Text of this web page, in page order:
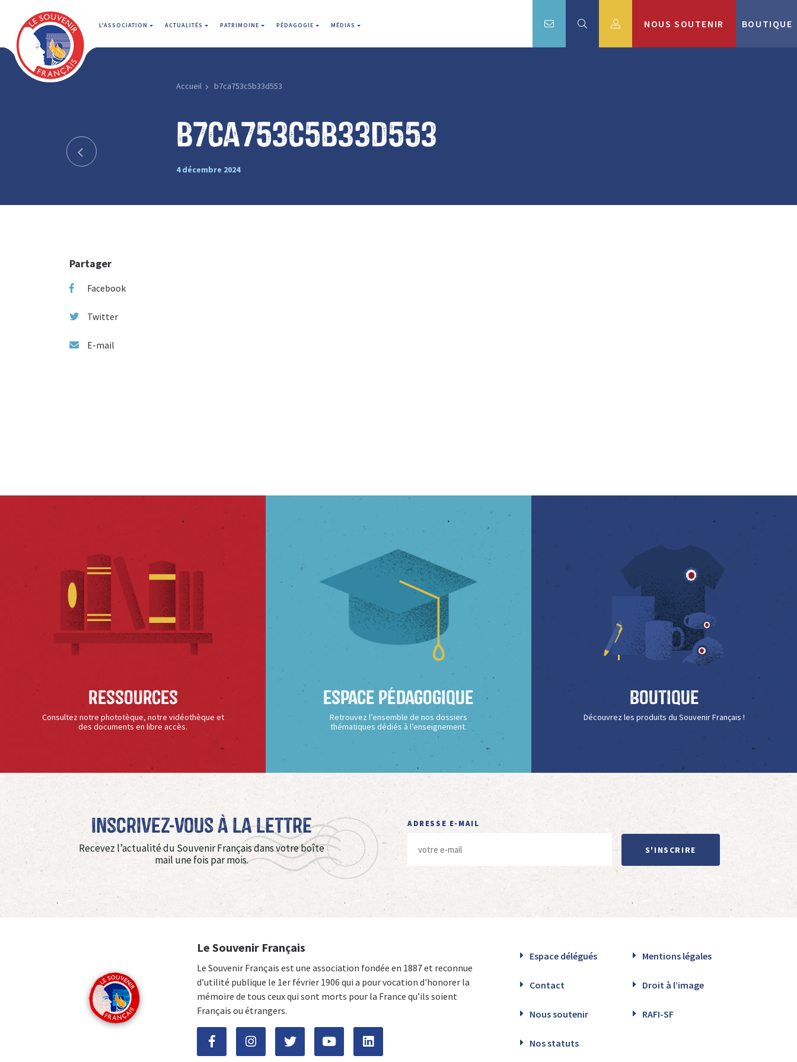
L'ASSOCIATION ACTUALITÉS PATRIMOINE PÉDAGOGIE MÉDIAS NOUS SOUTENIR BOUTIQUE
Accueil b7ca753c5b33d553
b7ca753c5b33d553
4 décembre 2024
Partager
Facebook
Twitter
E-mail
Ressources
Consultez notre phototèque, notre vidéothèque et
des documents en libre accès.
Espace Pédagogique
Retrouvez l’ensemble de nos dossiers
thématiques dédiés à l’enseignement.
Boutique
Découvrez les produits du Souvenir Français !
Inscrivez-vous à La Lettre
Recevez l’actualité du Souvenir Français dans votre boîte
mail une fois par mois.
ADRESSE E-MAIL
S'INSCRIRE
Le Souvenir Français
Le Souvenir Français est une association fondée en 1887 et reconnue
d’utilité publique le 1er février 1906 qui a pour vocation d'honorer la
mémoire de tous ceux qui sont morts pour la France qu’ils soient
Français ou étrangers.
Espace délégués Mentions légales
Contact Droit à l’image
Nous soutenir RAFI-SF
Nos statuts